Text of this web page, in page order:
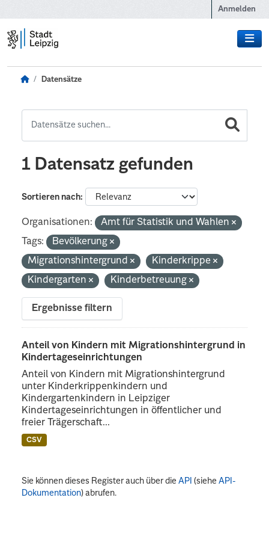
Anmelden
Datensätze
1 Datensatz gefunden
Sortieren nach
Organisationen:
Amt für Statistik und Wahlen
Tags:
Bevölkerung
Migrationshintergrund
Kinderkrippe
Kindergarten
Kinderbetreuung
Ergebnisse filtern
Anteil von Kindern mit Migrationshintergrund in
Kindertageseinrichtungen
Anteil von Kindern mit Migrationshintergrund
unter Kinderkrippenkindern und
Kindergartenkindern in Leipziger
Kindertageseinrichtungen in öffentlicher und
freier Trägerschaft...
CSV
Sie können dieses Register auch über dieAPI (sieheAPI-
Dokumentation) abrufen.